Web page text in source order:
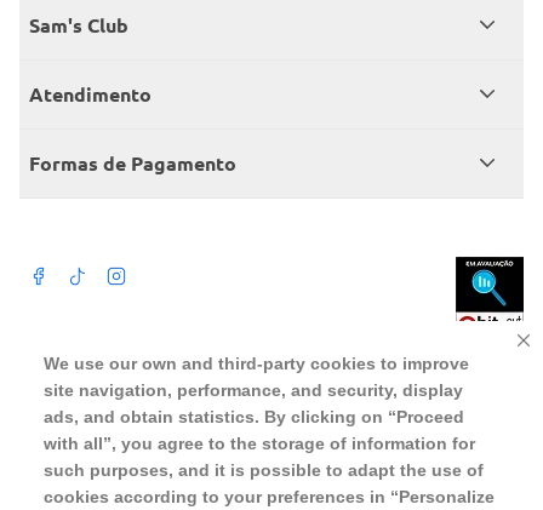
We use our own and third-party cookies to improve
site navigation, performance, and security, display
ads, and obtain statistics. By clicking on “Proceed
with all”, you agree to the storage of information for
such purposes, and it is possible to adapt the use of
cookies according to your preferences in “Personalize
Quem somos
Encontre um Clube
Sam's Club
Seja sócio
Member’s Mark
Atendimento
Fale conosco
Atendimento em libras
Política de privacidade
Política de trocas e devoluções
Regulamento cashback
Formas de Pagamento
Beba com moderação. A Venda e o consumo de bebida alcoólica são
proibidos para menores de 18 anos. Preços, ofertas e condições exclusivas
para o site serão válidos durante o prazo definido ou enquanto durarem os
estoques, o que ocorrer primeiro, podendo sofrer alterações sem prévia
notificação. Caso falte algum produto, este não será entregue e o valor
correspondente não será cobrado. Para realizar compras no online será
aceito somente CPF de pessoas fisicas, não sendo possivel a compra por
pessoas juridicas utilizando CNPJ.
WMB SUPERMERCADOS DO BRASIL LTDA